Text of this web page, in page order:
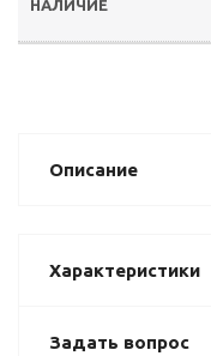
Описание
Характеристики
Задать вопрос